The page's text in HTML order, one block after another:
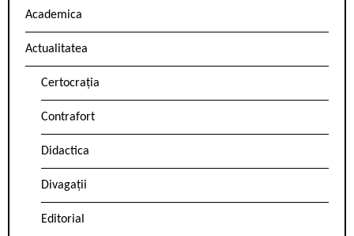
Academica
Actualitatea
Certocrația
Contrafort
Didactica
Divagații
Editorial